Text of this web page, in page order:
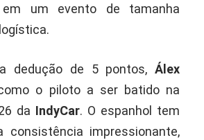
em um evento de tamanha
dedução de 5 pontos, Álex
o piloto a ser batido na
da IndyCar. O espanhol tem
consistência impressionante,